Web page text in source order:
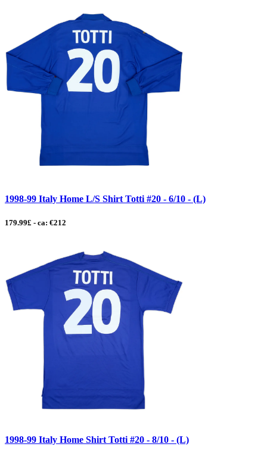
1998-99 Italy Home L/S Shirt Totti #20 - 6/10 - (L)
179.99£ - ca: €212
1998-99 Italy Home Shirt Totti #20 - 8/10 - (L)